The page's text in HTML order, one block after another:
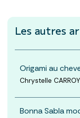
Les autres
Origami au
Chrystelle CARROY
Bonna Sabla